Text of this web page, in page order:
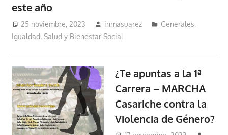
este año
25 noviembre, 2023 inmasuarez Generales,
Igualdad, Salud y Bienestar Social
¿Te apuntas a la 1ª
Carrera – MARCHA
Casariche contra la
Violencia de Género?